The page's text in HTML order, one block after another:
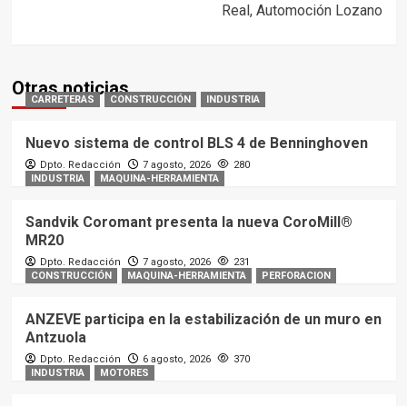
Real, Automoción Lozano
Otras noticias
CARRETERAS CONSTRUCCIÓN INDUSTRIA
Nuevo sistema de control BLS 4 de Benninghoven
Dpto. Redacción 7 agosto, 2026
280
INDUSTRIA
MAQUINA-HERRAMIENTA
Sandvik Coromant presenta la nueva CoroMill®
MR20
Dpto. Redacción 7 agosto, 2026
231
CONSTRUCCIÓN
MAQUINA-HERRAMIENTA PERFORACION
ANZEVE participa en la estabilización de un muro en
Antzuola
Dpto. Redacción 6 agosto, 2026
370
INDUSTRIA
MOTORES